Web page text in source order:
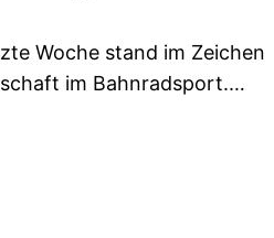
Woche stand im Zeichen
im Bahnradsport.…